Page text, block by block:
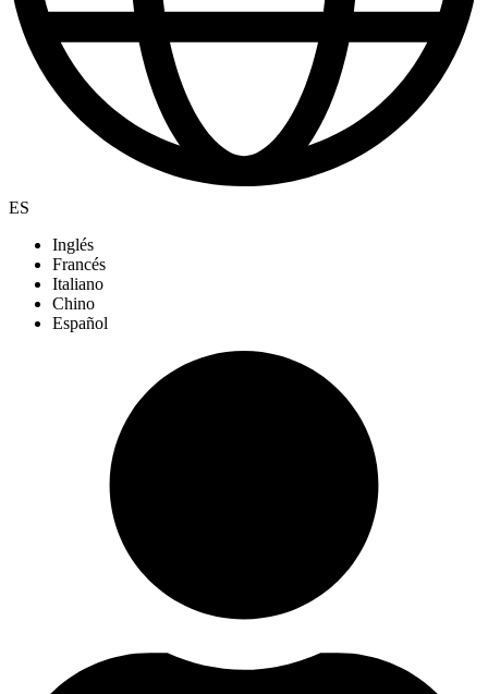
ES
Inglés
Francés
Italiano
Chino
Español